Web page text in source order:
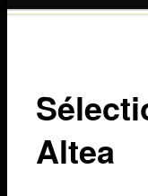
Altea